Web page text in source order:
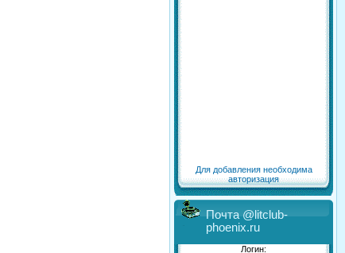
Для добавления необходима
авторизация
Почта @litclub-
phoenix.ru
Логин: